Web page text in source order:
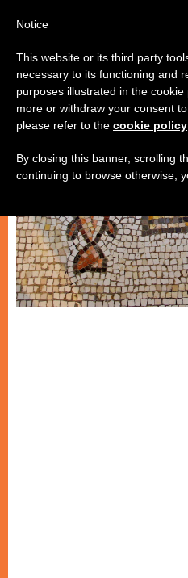
SPIRITUALITÀ E PREGHIERA
Notice
This website or its third party
necessary to its functioning and
purposes illustrated in the
more or withdraw your consent
please refer to the cookie policy
By closing this banner, scrolling
continuing to browse otherwise,